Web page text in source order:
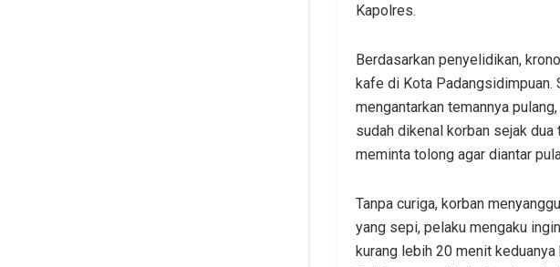
Kapolres.
Berdasarkan penyelidikan,
kafe di Kota Padangsidimpuan.
mengantarkan temannya
sudah dikenal korban sejak
meminta tolong agar diantar
Tanpa curiga, korban
yang sepi, pelaku mengaku
kurang lebih 20 menit